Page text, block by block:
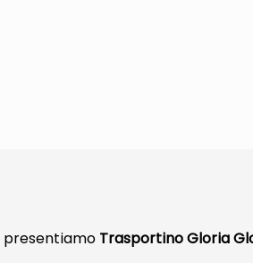
presentiamo Trasportino Gloria